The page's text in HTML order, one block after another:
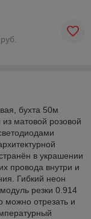
бухта 50м
матовой розовой
в украшении
провода внутри и
Гибкий неон
резки 0.914
можно отрезать и